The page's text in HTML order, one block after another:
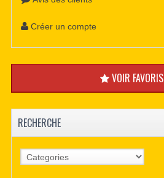
Créer un compte
VOIR FAVORIS
RECHERCHE